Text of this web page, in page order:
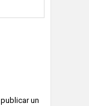
un